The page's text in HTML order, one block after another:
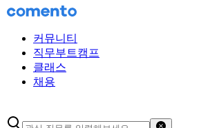
커뮤니티
직무부트캠프
클래스
채용